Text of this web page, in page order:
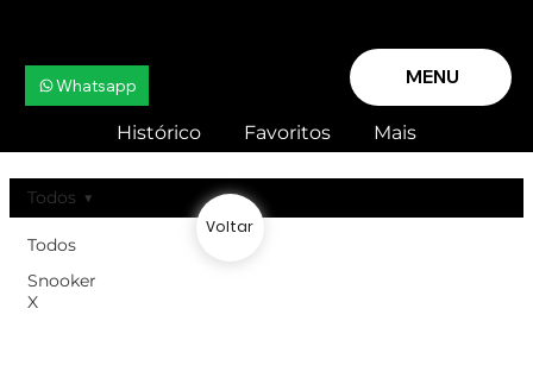
MENU
Whatsapp
Histórico Favoritos Mais
Todos
Snooker
X
Todos
Voltar